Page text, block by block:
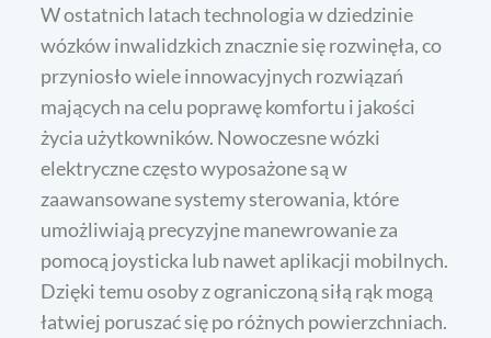
W ostatnich latach technologia w dziedzinie
wózków inwalidzkich znacznie się rozwinęła, co
przyniosło wiele innowacyjnych rozwiązań
mających na celu poprawę komfortu i jakości
życia użytkowników. Nowoczesne wózki
elektryczne często wyposażone są w
zaawansowane systemy sterowania, które
umożliwiają precyzyjne manewrowanie za
pomocą joysticka lub nawet aplikacji mobilnych.
Dzięki temu osoby z ograniczoną siłą rąk mogą
łatwiej poruszać się po różnych powierzchniach.